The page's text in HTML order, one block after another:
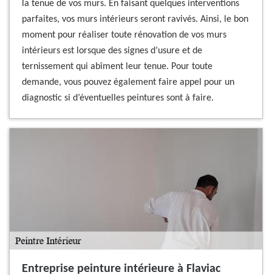
la tenue de vos murs. En faisant quelques interventions
parfaites, vos murs intérieurs seront ravivés. Ainsi, le bon
moment pour réaliser toute rénovation de vos murs
intérieurs est lorsque des signes d’usure et de
ternissement qui abîment leur tenue. Pour toute
demande, vous pouvez également faire appel pour un
diagnostic si d’éventuelles peintures sont à faire.
Entreprise peinture intérieure à Flaviac